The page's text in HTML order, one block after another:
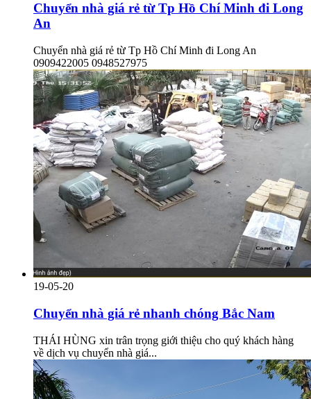
Chuyển nhà giá rẻ từ Tp Hồ Chí Minh đi Long
An
Chuyển nhà giá rẻ từ Tp Hồ Chí Minh đi Long An
0909422005 0948527975
19-05-20
Chuyển nhà giá rẻ nhanh chóng Bắc Nam
THÁI HÙNG xin trân trọng giới thiệu cho quý khách hàng
về dịch vụ chuyển nhà giá...